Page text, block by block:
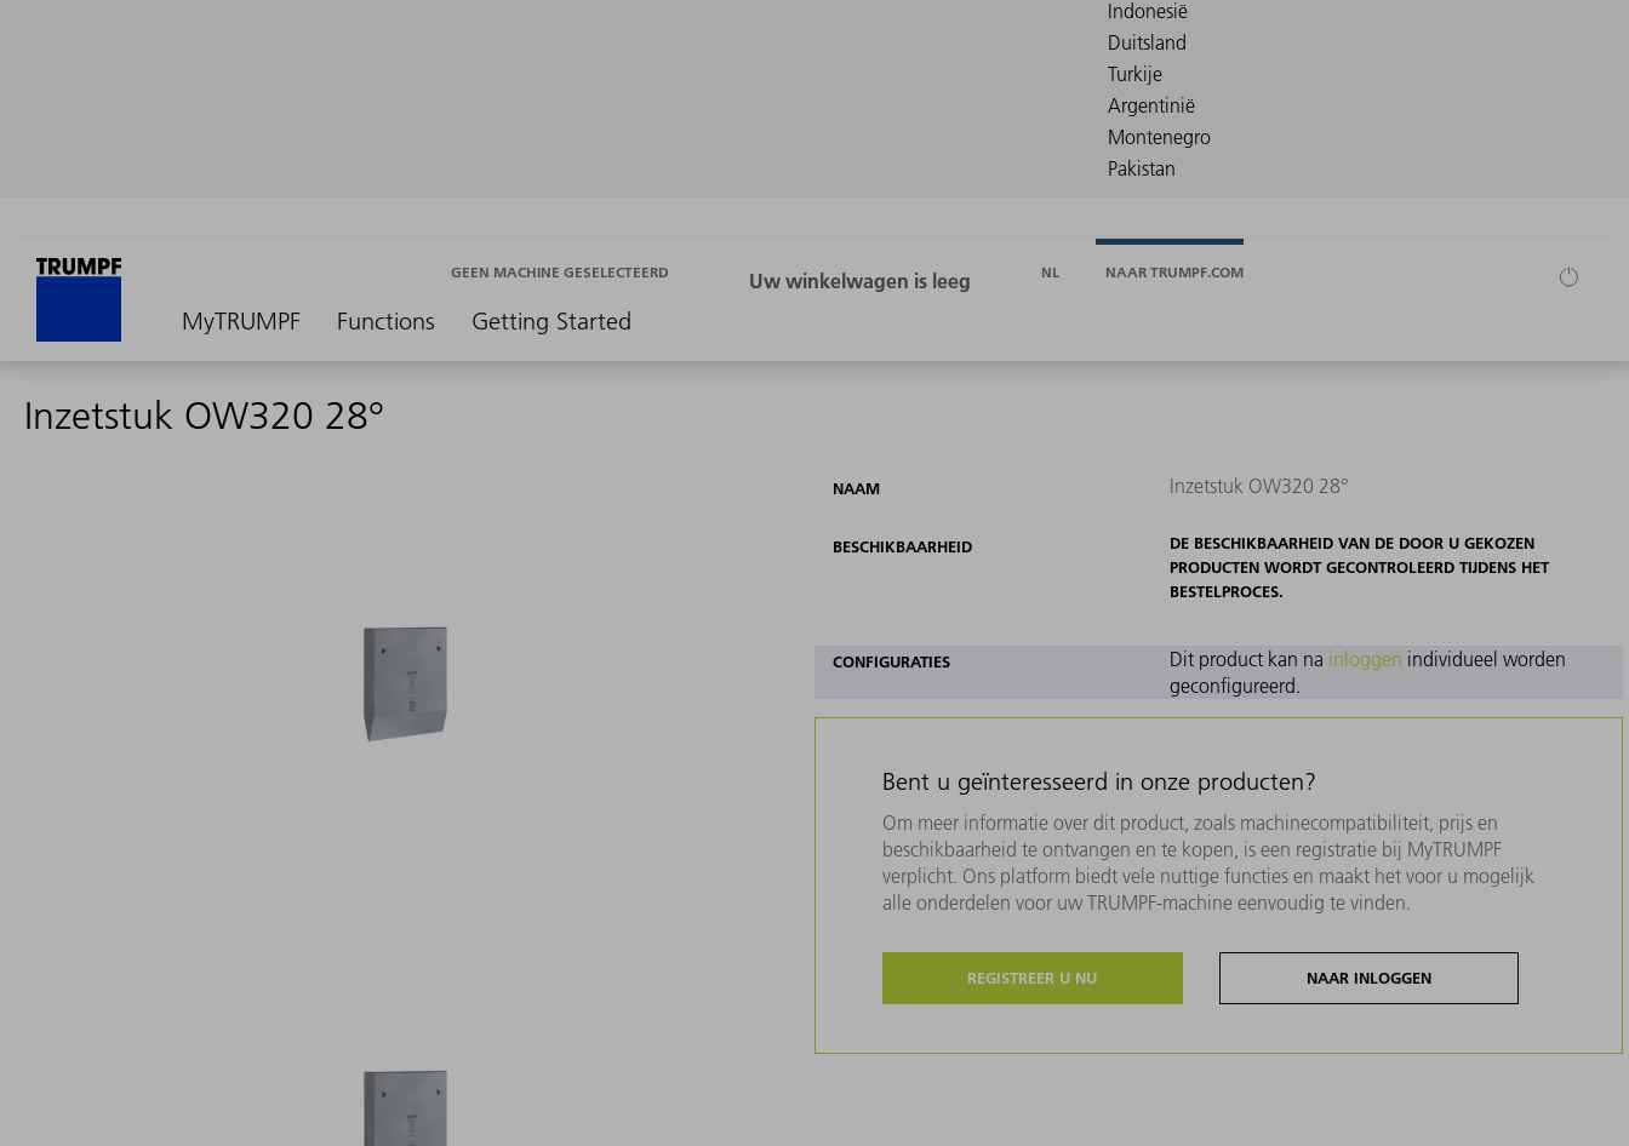
MyTRUMPF Functions Getting Started
GEEN MACHINE GESELECTEERD NL NAAR TRUMPF.COM
Inzetstuk OW320 28°
NAAM Inzetstuk OW320 28°
BESCHIKBAARHEID
DE BESCHIKBAARHEID VAN DE DOOR U GEKOZEN
PRODUCTEN WORDT GECONTROLEERD TIJDENS HET
BESTELPROCES.
CONFIGURATIES Dit product kan na inloggen individueel worden
geconfigureerd.
Bent u geïnteresseerd in onze producten?
Om meer informatie over dit product, zoals machinecompatibiliteit, prijs en
beschikbaarheid te ontvangen en te kopen, is een registratie bij MyTRUMPF
verplicht. Ons platform biedt vele nuttige functies en maakt het voor u mogelijk
alle onderdelen voor uw TRUMPF-machine eenvoudig te vinden.
REGISTREER U NU NAAR INLOGGEN